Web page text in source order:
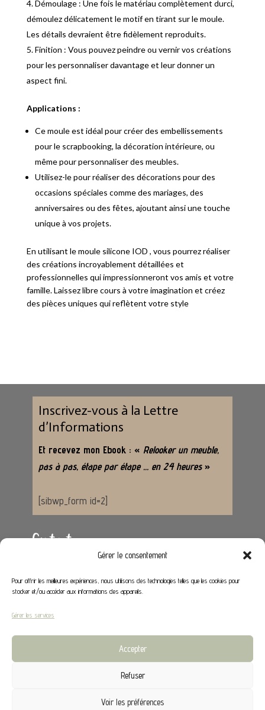
Gérer le consentement
Pour offrir les meilleures expériences, nous utilisons des technologies telles que les cookies pour
stocker et/ou accéder aux informations des appareils.
Gérer les services
Accepter
Refuser
Voir les préférences
Démoulage : Une fois le matériau complètement durci,
démoulez délicatement le motif en tirant sur le moule.
Les détails devraient être fidèlement reproduits.
Finition : Vous pouvez peindre ou vernir vos créations
pour les personnaliser davantage et leur donner un
aspect fini.
Applications :
Ce moule est idéal pour créer des embellissements
pour le scrapbooking, la décoration intérieure, ou
même pour personnaliser des meubles.
Utilisez-le pour réaliser des décorations pour des
occasions spéciales comme des mariages, des
anniversaires ou des fêtes, ajoutant ainsi une touche
unique à vos projets.
En utilisant le moule silicone IOD , vous pourrez réaliser
des créations incroyablement détaillées et
professionnelles qui impressionneront vos amis et votre
famille. Laissez libre cours à votre imagination et créez
des pièces uniques qui reflètent votre style
Inscrivez-vous à la Lettre
d’Informations
Et recevez mon Ebook : « Relooker un meuble,
pas à pas, étape par étape … en 24 heures »
[sibwp_form id=2]
Contact
contact@stephaniedeco.fr
Liens utiles
Mon compte